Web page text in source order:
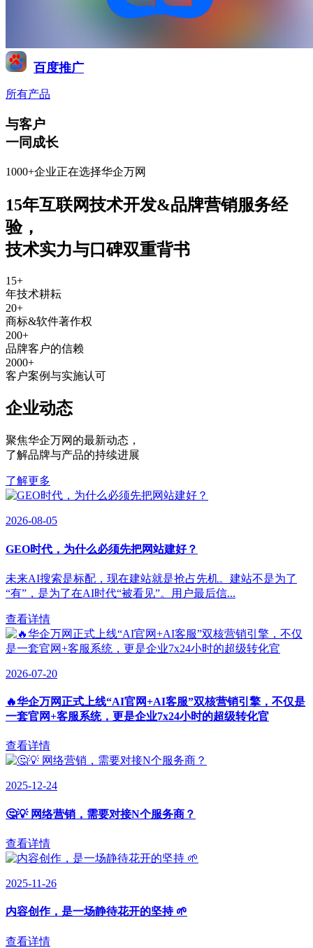
百度推广
所有产品
与客户
一同成长
1000+企业正在选择华企万网
15年互联网技术开发&品牌营销服务经
验，
技术实力与口碑双重背书
15+
年技术耕耘
20+
商标&软件著作权
200+
品牌客户的信赖
2000+
客户案例与实施认可
企业动态
聚焦华企万网的最新动态 ，
了解品牌与产品的持续进展
了解更多
2026-08-05
GEO时代，为什么必须先把网站建好？
未来AI搜索是标配，现在建站就是抢占先机。建站不是为了
“有”，是为了在AI时代“被看见”。用户最后信...
查看详情
2026-07-20
🔥华企万网正式上线“AI官网+AI客服”双核营销引擎，不仅是
一套官网+客服系统，更是企业7x24小时的超级转化官
查看详情
2025-12-24
🤔💡 网络营销，需要对接N个服务商？
查看详情
2025-11-26
内容创作，是一场静待花开的坚持 🌱
查看详情